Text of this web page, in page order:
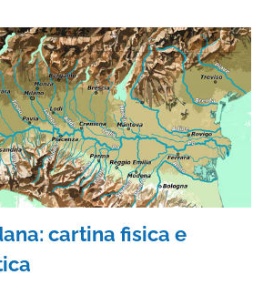
cartina fisica e